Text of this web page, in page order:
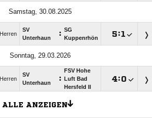
Samstag, 30.08.2025
Herren
SV
Unterhaun
: SG
Kuppenrhön
:
Sonntag, 29.03.2026
Herren
SV
Unterhaun
:
FSV Hohe
Luft Bad
Hersfeld II
:
ALLE ANZEIGEN